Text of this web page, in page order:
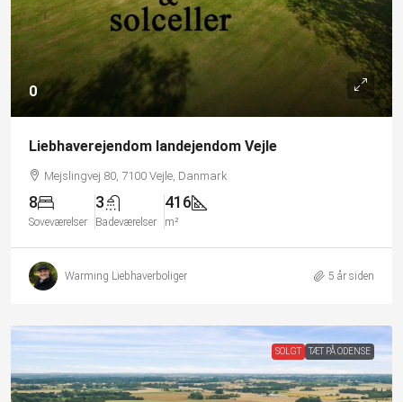
0
Liebhaverejendom landejendom Vejle
Mejslingvej 80, 7100 Vejle, Danmark
8
Soveværelser
3
Badeværelser
416
m²
Warming Liebhaverboliger 5 år siden
SOLGT TÆT PÅ ODENSE